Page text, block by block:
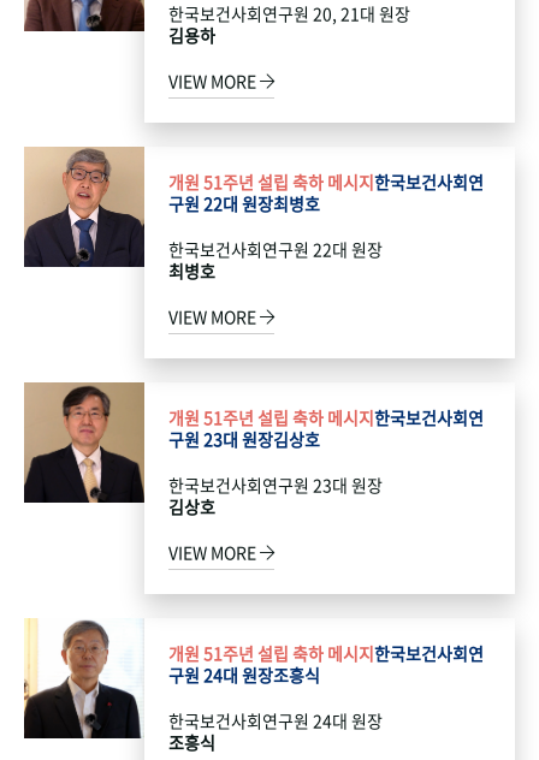
한국보건사회연구원 20, 21대 원장
김용하
VIEW MORE
개원 51주년 설립 축하 메시지한국보건사회연
구원 22대 원장최병호
한국보건사회연구원 22대 원장
최병호
VIEW MORE
개원 51주년 설립 축하 메시지한국보건사회연
구원 23대 원장김상호
한국보건사회연구원 23대 원장
김상호
VIEW MORE
개원 51주년 설립 축하 메시지한국보건사회연
구원 24대 원장조흥식
한국보건사회연구원 24대 원장
조흥식